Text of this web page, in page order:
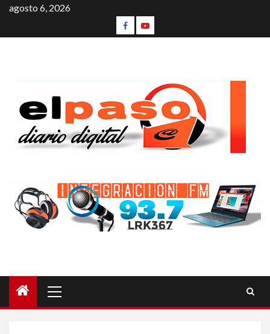
agosto 6, 2026